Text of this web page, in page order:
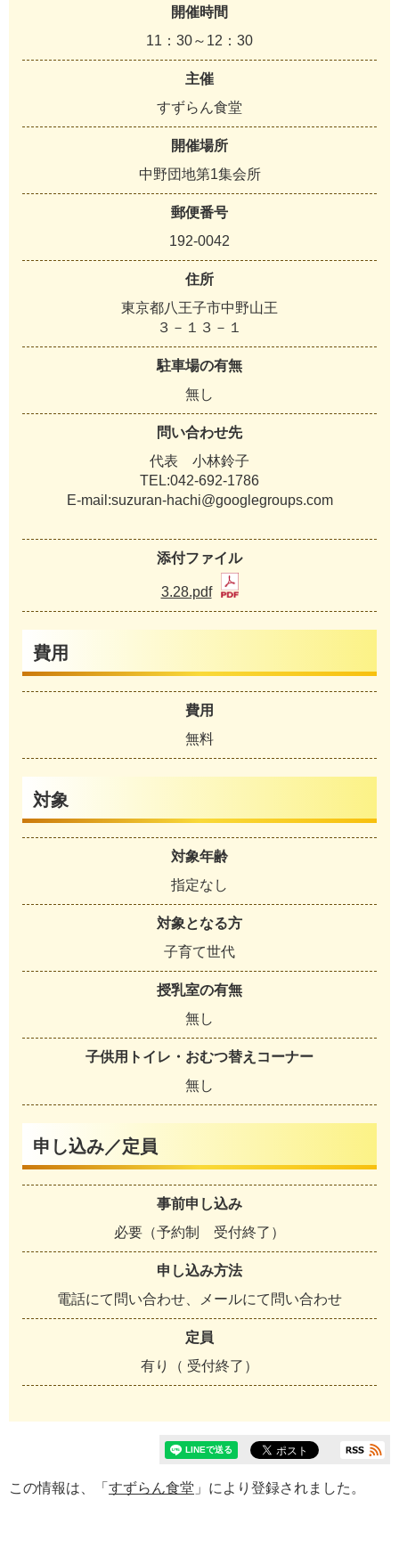
開催時間
11：30～12：30
主催
すずらん食堂
開催場所
中野団地第1集会所
郵便番号
192-0042
住所
東京都八王子市中野山王
３－１３－１
駐車場の有無
無し
問い合わせ先
代表 小林鈴子
TEL:042-692-1786
E-mail:suzuran-hachi@googlegroups.com
添付ファイル
3.28.pdf
費用
費用
無料
対象
対象年齢
指定なし
対象となる方
子育て世代
授乳室の有無
無し
子供用トイレ・おむつ替えコーナー
無し
申し込み／定員
事前申し込み
必要（予約制 受付終了）
申し込み方法
電話にて問い合わせ、メールにて問い合わせ
定員
有り（ 受付終了）
この情報は、「 すずらん食堂 」により登録されました。